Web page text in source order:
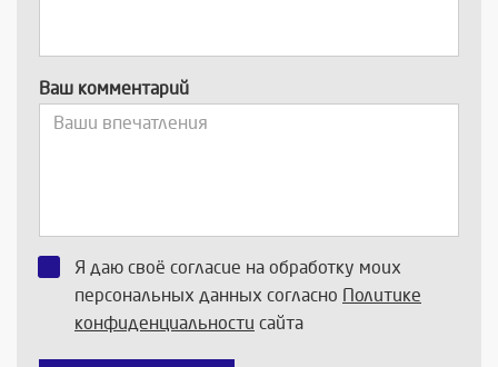
Ваш комментарий
Я даю своё согласие на обработку моих
персональных данных согласно Политике
конфиденциальности сайта